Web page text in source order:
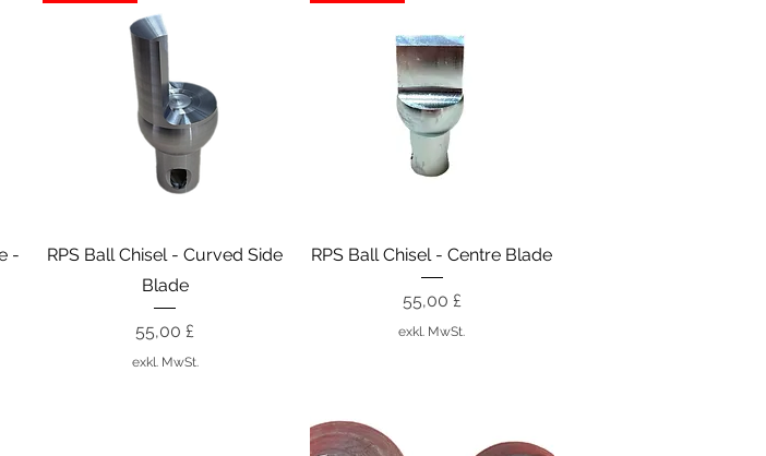
-
Schnellansicht
RPS Ball Chisel - Curved Side
Blade
Preis
55,00 £
exkl. MwSt.
Schnellansicht
RPS Ball Chisel - Centre Blade
Preis
55,00 £
exkl. MwSt.